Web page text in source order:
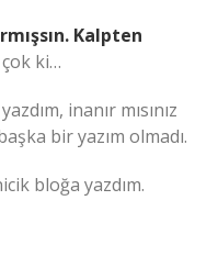
Kalpten
ki…
inanır mısınız
bir yazım olmadı.
bloğa yazdım.